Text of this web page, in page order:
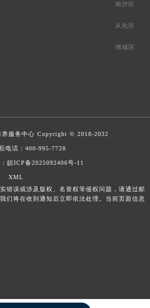
南沙区
从化区
增城区
养服务中心 Copyright © 2018-2032
电话：400-995-7728
皖ICP备2025092406号-11
XML
错误或涉及版权、名誉权等侵权问题，请通过邮
们将在收到通知后立即依法处理。当前页面信息